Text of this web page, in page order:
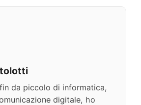
da piccolo di informatica,
digitale, ho